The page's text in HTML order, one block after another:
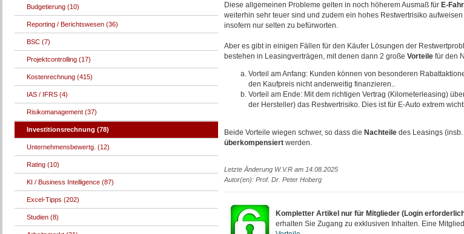
Diese allgemeinen Probleme gelten in noch höherem Ausmaß für E-
weiterhin sehr teuer sind und zudem ein hohes Restwertrisiko
insofern nur selten zu befürworten.
Aber es gibt in einigen Fällen für den Käufer Lösungen der
bestehen in Leasingverträgen, mit denen dann 2 große Vorteile für den
Vorteil am Anfang: Kunden können von besonderen
den Kaufpreis nicht anderweitig finanzieren..
Vorteil am Ende: Mit dem richtigen Vertrag (Kilometerleasing)
der Hersteller) das Restwertrisiko. Dies ist für E-Auto extrem
Beide Vorteile wiegen schwer, so dass die Nachteile des Leasings
überkompensiert werden.
Letzte Änderung W.V.R am 14.08.2025
Autor(en): Prof. Dr. Peter Hoberg
Kompletter Artikel nur für Mitglieder (Login
erhalten Sie Zugang zu exklusiven Inhalten. Eine
Budgetierung (10)
Reporting / Berichtswesen (36)
BSC (7)
Projektcontrolling (17)
Kostenrechnung (415)
IAS / IFRS (4)
Risikomanagement (37)
Investitionsrechnung (78)
Unternehmensbewertg. (12)
Rating (10)
KI / Business Intelligence (87)
Excel-Tipps (202)
Studien (8)